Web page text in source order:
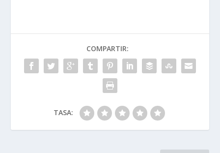
COMPARTIR:
TASA: